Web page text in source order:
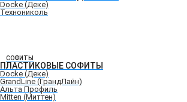
Docke (Деке)
Технониколь
СОФИТЫ
ПЛАСТИКОВЫЕ СОФИТЫ
Docke (Деке)
GrandLine (ГрандЛайн)
Альта Профиль
Mitten (Миттен)